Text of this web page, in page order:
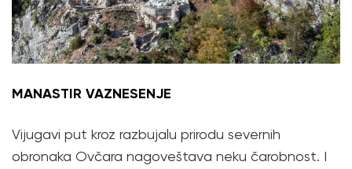
MANASTIR VAZNESENJE
Vijugavi put kroz razbujalu prirodu severnih
obronaka Ovčara nagoveštava neku čarobnost. I